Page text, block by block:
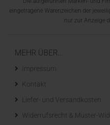
eingetragene Warenzeichen der
nur zur Anzeige
MEHR ÜBER...
Impressum
Kontakt
Liefer- und Versandkosten
Widerrufsrecht & Muster-